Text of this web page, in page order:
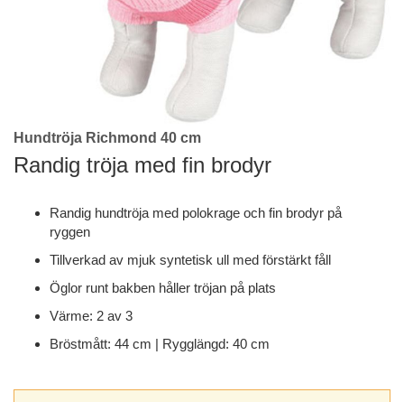
Skip
to
the
images
Hundtröja Richmond 40 cm
Randig tröja med fin brodyr
Randig hundtröja med polokrage och fin brodyr på
ryggen
Tillverkad av mjuk syntetisk ull med förstärkt fåll
Öglor runt bakben håller tröjan på plats
Värme: 2 av 3
Bröstmått: 44 cm | Rygglängd: 40 cm